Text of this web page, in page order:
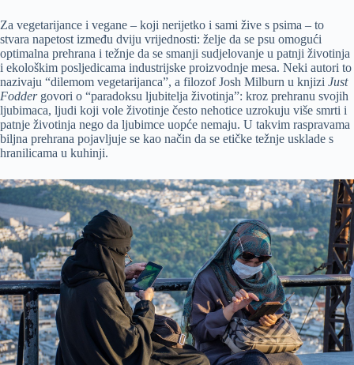
Za vegetarijance i vegane – koji nerijetko i sami žive s psima – to
stvara napetost između dviju vrijednosti: želje da se psu omogući
optimalna prehrana i težnje da se smanji sudjelovanje u patnji životinja
i ekološkim posljedicama industrijske proizvodnje mesa. Neki autori to
nazivaju “dilemom vegetarijanca”, a filozof Josh Milburn u knjizi Just
Foddergovori o “paradoksu ljubitelja životinja”: kroz prehranu svojih
ljubimaca, ljudi koji vole životinje često nehotice uzrokuju više smrti i
patnje životinja nego da ljubimce uopće nemaju. U takvim raspravama
biljna prehrana pojavljuje se kao način da se etičke težnje usklade s
hranilicama u kuhinji.